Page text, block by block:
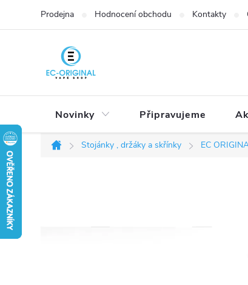
Prodejna Hodnocení obchodu Kontakty
Novinky Připravujeme
Domů
Stojánky , držáky a skřínky EC